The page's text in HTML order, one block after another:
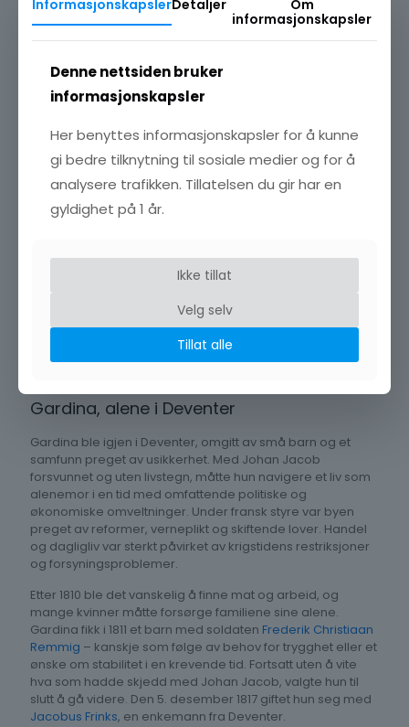
Napoleons fall i 1815 og stabilisering i Europa, ble det mulig
å reise hjem igjen. Politisk og økonomisk uro i Nederland
vedvarte til 1816–17, men mot slutten av denne perioden
Johan Jacob forlot Norge og reiste tilbake til hjemlandet –
kanskje med håp om å gjenforenes med Gardina.
Gardina, alene i Deventer
Gardina ble igjen i Deventer, omgitt av små barn og et
samfunn preget av usikkerhet. Med Johan Jacob
forsvunnet og uten livstegn, måtte hun navigere et liv som
alenemor i en tid med omfattende politiske og
økonomiske omveltninger. Under fransk styre var byen
preget av reformer, verneplikt og skiftende lover. Handel
og dagligliv var sterkt påvirket av krigstidens restriksjoner
og forsyningsproblemer.
Etter 1810 ble det vanskelig å finne mat og arbeid, og
mange kvinner måtte forsørge familiene sine alene.
Gardina fikk i 1811 et barn med soldaten Frederik Christiaan
Remmig – kanskje som følge av behov for trygghet eller et
ønske om stabilitet i en krevende tid. Fortsatt uten å vite
hva som hadde skjedd med Johan Jacob, valgte hun til
slutt å gå videre. Den 5. desember 1817 giftet hun seg med
Jacobus Frinks, en enkemann fra Deventer.
InformasjonskapslerDetaljer
Om
informasjonskapsler
Denne nettsiden bruker
informasjonskapsler
Her benyttes informasjonskapsler for å kunne
gi bedre tilknytning til sosiale medier og for å
analysere trafikken. Tillatelsen du gir har en
gyldighet på 1 år.
Ikke tillat
Velg selv
Tillat alle